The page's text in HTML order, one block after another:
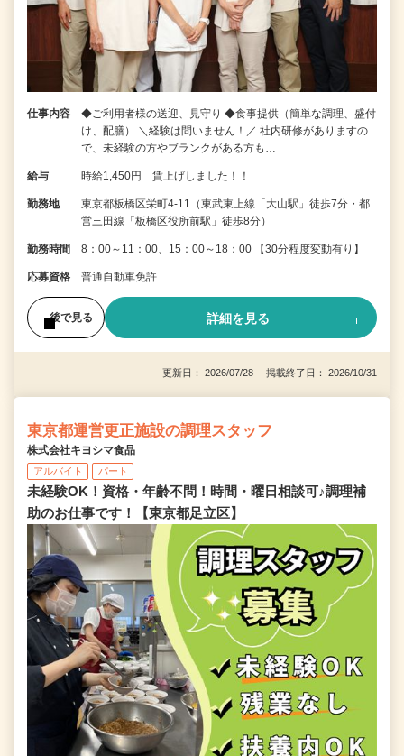
仕事内容
◆ご利用者様の送迎、見守り ◆食事提供（簡単な調理、盛付
け、配膳） ＼経験は問いません！／ 社内研修がありますの
で、未経験の方やブランクがある方も…
給与 時給1,450円 賃上げしました！！
勤務地
東京都板橋区栄町4-11（東武東上線「大山駅」徒歩7分・都
営三田線「板橋区役所前駅」徒歩8分）
勤務時間 8：00～11：00、15：00～18：00 【30分程度変動有り】
応募資格 普通自動車免許
後で見る 詳細を見る
更新日： 2026/07/28 掲載終了日： 2026/10/31
東京都運営更正施設の調理スタッフ
株式会社キヨシマ食品
アルバイト パート
未経験OK！資格・年齢不問！時間・曜日相談可♪調理補
助のお仕事です！【東京都足立区】